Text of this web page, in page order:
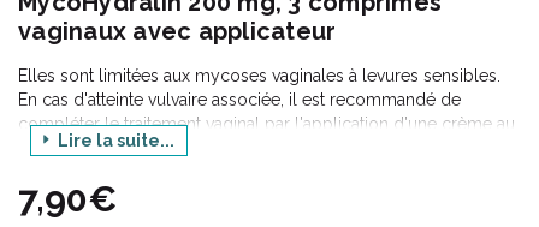
vaginaux avec applicateur
Elles sont limitées aux mycoses vaginales à levures sensibles.
En cas d'atteinte vulvaire associée, il est recommandé de
compléter le traitement vaginal par l'application d'une crème au
clotrimazole à 1% sur les lésions. Ce médicament est réservé à
Lire la suite...
7,90€